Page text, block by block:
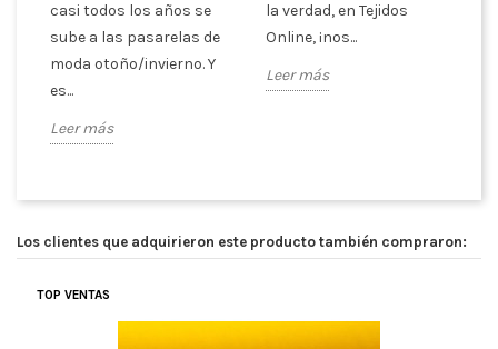
casi todos los años se
sube a las pasarelas de
moda otoño/invierno. Y
es...
Leer más
la verdad, en Tejidos
Online, ¡nos...
Leer más
Los clientes que adquirieron este producto también compraron:
TOP VENTAS